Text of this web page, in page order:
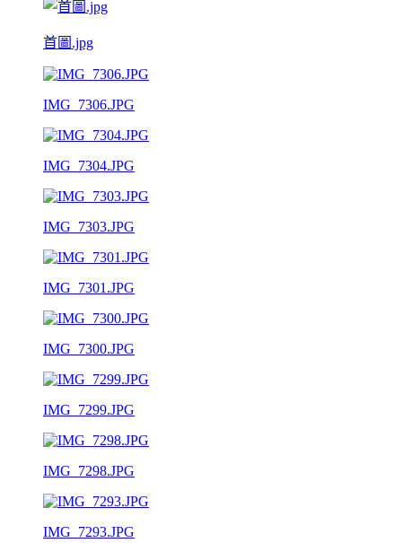
首圖.jpg
IMG_7306.JPG
IMG_7304.JPG
IMG_7303.JPG
IMG_7301.JPG
IMG_7300.JPG
IMG_7299.JPG
IMG_7298.JPG
IMG_7293.JPG